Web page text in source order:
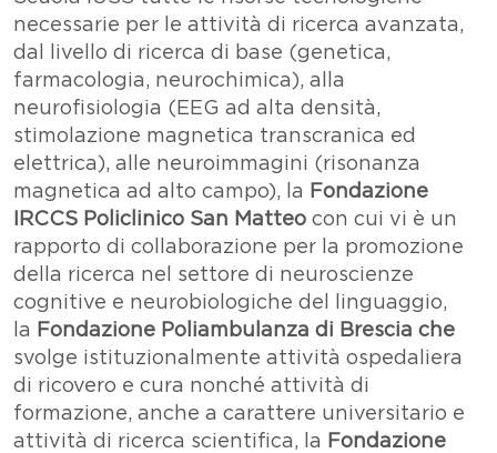
necessarie per le attività di ricerca avanzata,
dal livello di ricerca di base (genetica,
farmacologia, neurochimica), alla
neurofisiologia (EEG ad alta densità,
stimolazione magnetica transcranica ed
elettrica), alle neuroimmagini (risonanza
magnetica ad alto campo), la Fondazione
IRCCS Policlinico San Matteo con cui vi è un
rapporto di collaborazione per la promozione
della ricerca nel settore di neuroscienze
cognitive e neurobiologiche del linguaggio,
la Fondazione Poliambulanza di Brescia che
svolge istituzionalmente attività ospedaliera
di ricovero e cura nonché attività di
formazione, anche a carattere universitario e
attività di ricerca scientifica, la Fondazione